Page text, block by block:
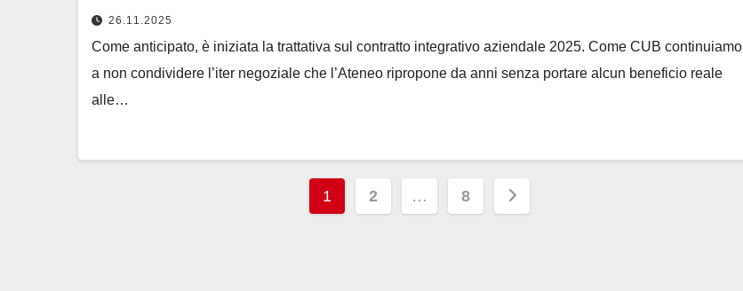
26.11.2025
Come anticipato, è iniziata la trattativa sul contratto integrativo aziendale 2025. Come CUB continuiamo
a non condividere l’iter negoziale che l’Ateneo ripropone da anni senza portare alcun beneficio reale
alle…
Paginazione
1 2 … 8